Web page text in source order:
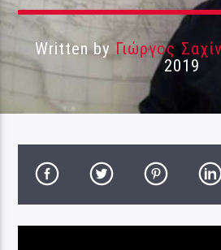
Written by Γιώργος
2019